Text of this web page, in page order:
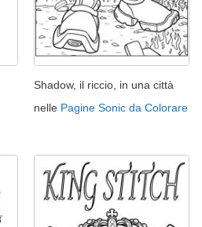
Shadow, il riccio, in una città
nelle Pagine Sonic da Colorare